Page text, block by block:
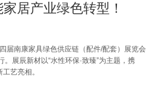
居产业绿色转型！
届南康家具绿色供应链（配件/配套）展览会
展辰新材以“水性环保·致臻”为主题，携
艺亮相。